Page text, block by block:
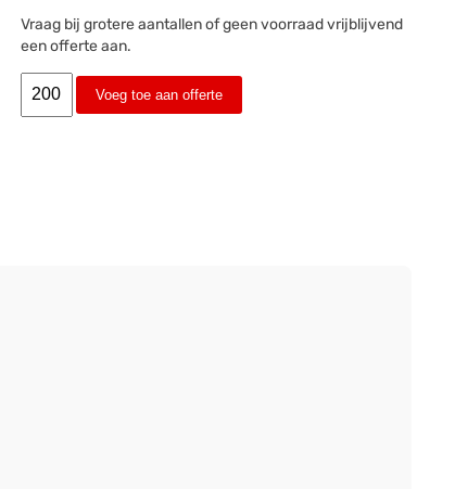
Vraag bij grotere aantallen of geen voorraad vrijblijvend
een offerte aan.
Voeg toe aan offerte